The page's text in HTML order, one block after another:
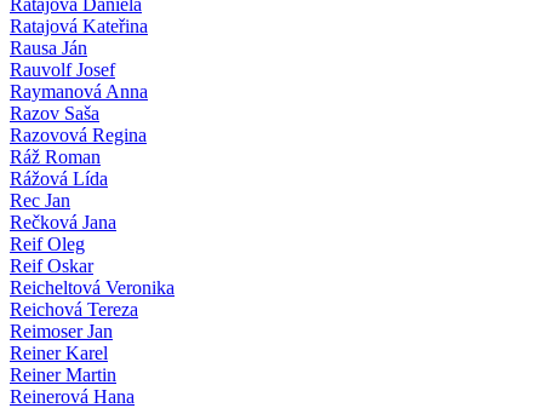
Ratajová Kateřina
Rausa Ján
Rauvolf Josef
Raymanová Anna
Razov Saša
Razovová Regina
Ráž Roman
Rážová Lída
Rec Jan
Rečková Jana
Reif Oleg
Reif Oskar
Reicheltová Veronika
Reichová Tereza
Reimoser Jan
Reiner Karel
Reiner Martin
Reinerová Hana